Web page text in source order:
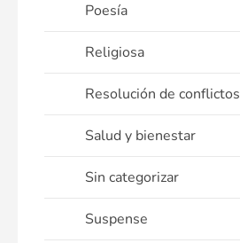
Poesía
Religiosa
Resolución de conflictos
Salud y bienestar
Sin categorizar
Suspense